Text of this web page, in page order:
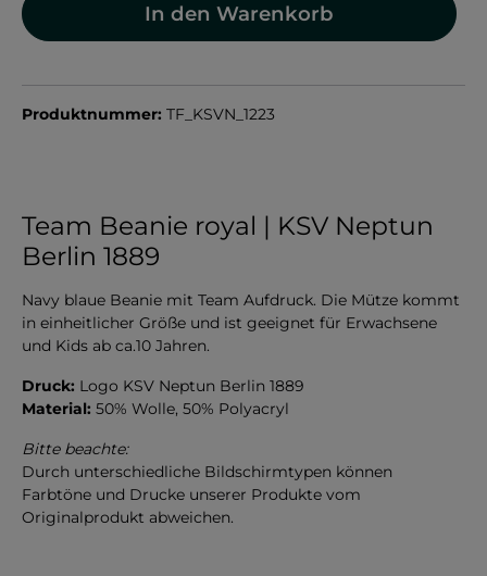
In den Warenkorb
Produktnummer: TF_KSVN_1223
Team Beanie royal | KSV Neptun
Berlin 1889
Navy blaue Beanie mit Team Aufdruck. Die Mütze kommt
in einheitlicher Größe und ist geeignet für Erwachsene
und Kids ab ca.10 Jahren.
Druck: Logo KSV Neptun Berlin 1889
Material: 50% Wolle, 50% Polyacryl
Bitte beachte:
Durch unterschiedliche Bildschirmtypen können
Farbtöne und Drucke unserer Produkte vom
Originalprodukt abweichen.